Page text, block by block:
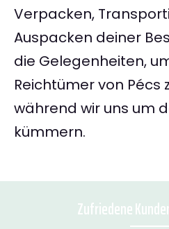
Verpacken,
Auspacken deiner
die Gelegenheiten,
Reichtümer von Pécs
während wir uns um
kümmern.
Zufriedene